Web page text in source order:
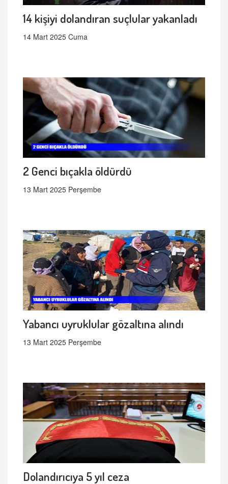
14 kişiyi dolandıran suçlular yakanladı
14 Mart 2025 Cuma
2 Genci bıçakla öldürdü
13 Mart 2025 Perşembe
Yabancı uyruklular gözaltına alındı
13 Mart 2025 Perşembe
Dolandırıcıya 5 yıl ceza